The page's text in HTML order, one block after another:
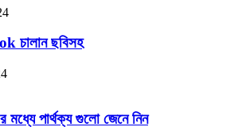
চালান ছবিসহ
পার্থক্য গুলো জেনে নিন